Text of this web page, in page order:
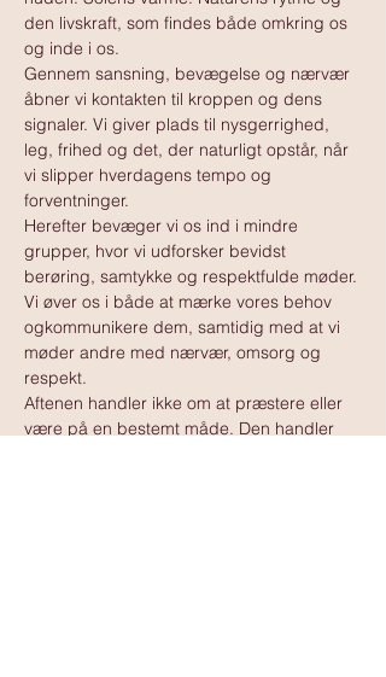
den livskraft, som findes både omkring os
og inde i os.
Gennem sansning, bevægelse og nærvær
åbner vi kontakten til kroppen og dens
signaler. Vi giver plads til nysgerrighed,
leg, frihed og det, der naturligt opstår, når
vi slipper hverdagens tempo og
forventninger.
Herefter bevæger vi os ind i mindre
grupper, hvor vi udforsker bevidst
berøring, samtykke og respektfulde møder.
Vi øver os i både at mærke vores behov
ogkommunikere dem, samtidig med at vi
møder andre med nærvær, omsorg og
respekt.
Aftenen handler ikke om at præstere eller
være på en bestemt måde. Den handler